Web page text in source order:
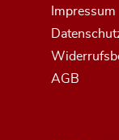
Impressum
AGB